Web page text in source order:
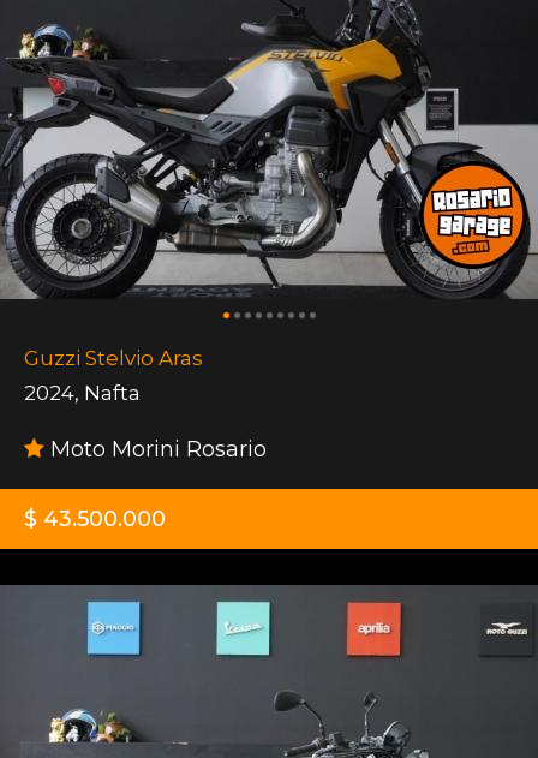
Guzzi Stelvio Aras
2024, Nafta
Moto Morini Rosario
$ 43.500.000